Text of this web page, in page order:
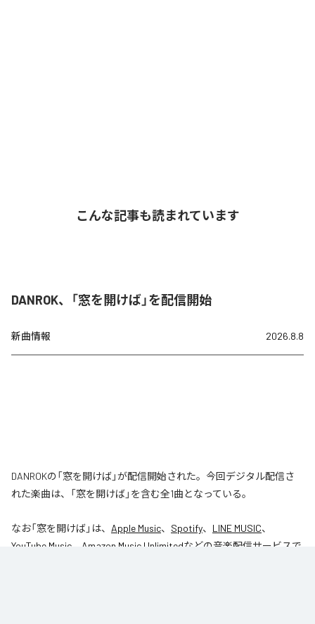
こんな記事も読まれています
DANROK、「窓を開けば」を配信開始
新曲情報 2026.8.8
DANROKの「窓を開けば」が配信開始された。今回デジタル配信さ
れた楽曲は、「窓を開けば」を含む全1曲となっている。
なお「窓を開けば」は、 Apple Music、 Spotify、 LINE MUSIC、
YouTube Music
Amazon Music Unlimitedなどの音楽配信サービスで